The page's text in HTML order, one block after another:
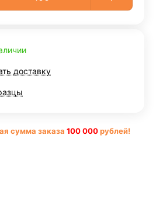
доставку
сумма заказа 100 000рублей!